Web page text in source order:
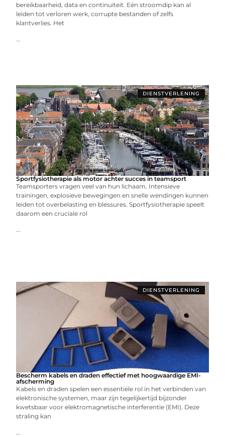
bereikbaarheid, data en continuïteit. Eén stroomdip kan al
leiden tot verloren werk, corrupte bestanden of zelfs
klantverlies. Het
...
DIENSTVERLENING
Sportfysiotherapie als motor achter succes in teamsport
Teamsporters vragen veel van hun lichaam. Intensieve
trainingen, explosieve bewegingen en snelle wendingen kunnen
leiden tot overbelasting en blessures. Sportfysiotherapie speelt
daarom een cruciale rol
...
DIENSTVERLENING
Bescherm kabels en draden effectief met hoogwaardige EMI-
afscherming
Kabels en draden spelen een essentiële rol in het verbinden van
elektronische systemen, maar zijn tegelijkertijd bijzonder
kwetsbaar voor elektromagnetische interferentie (EMI). Deze
straling kan
...